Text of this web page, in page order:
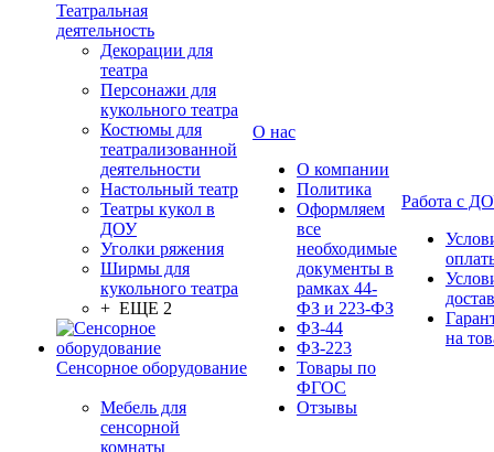
Театральная
деятельность
Декорации для
театра
Персонажи для
кукольного театра
Костюмы для
театрализованной
деятельности
Настольный театр
Театры кукол в
ДОУ
Уголки ряжения
Ширмы для
кукольного театра
+ ЕЩЕ 2
Сенсорное оборудование
Мебель для
сенсорной
комнаты
О нас
О компании
Политика
Оформляем
все
необходимые
документы в
рамках 44-
ФЗ и 223-ФЗ
ФЗ-44
ФЗ-223
Товары по
ФГОС
Отзывы
Работа с
на